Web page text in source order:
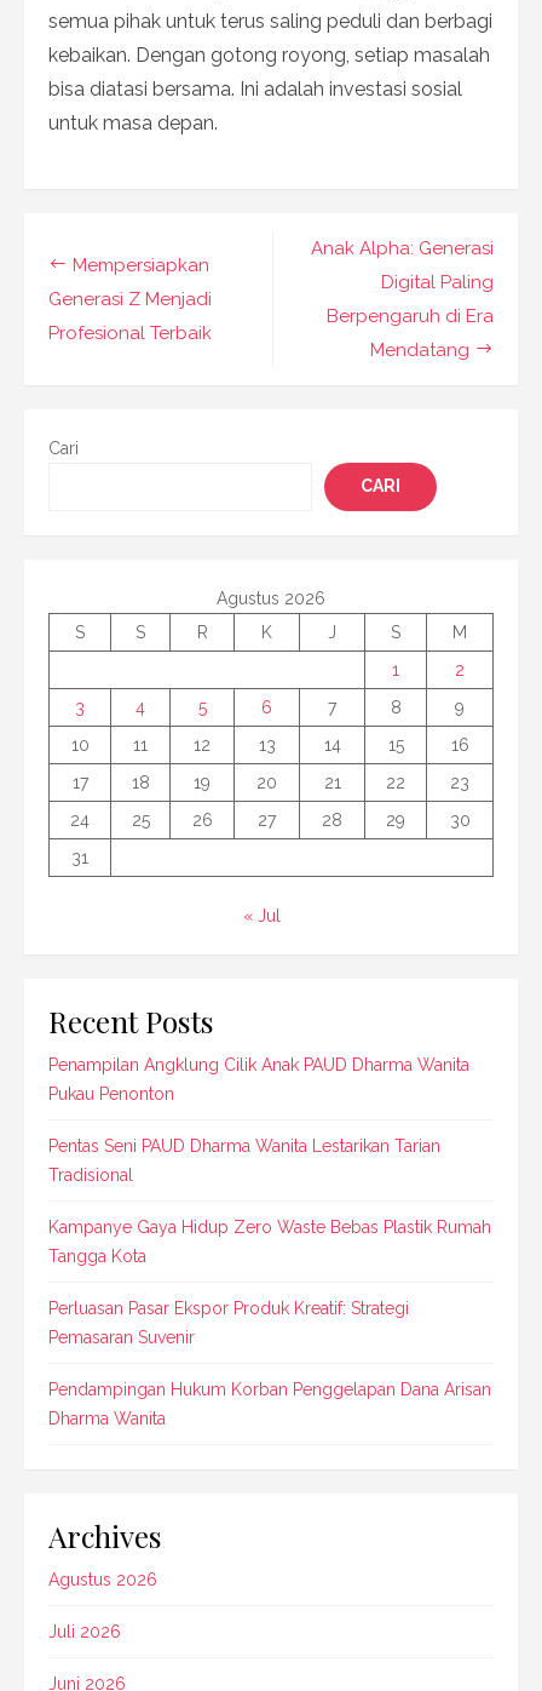
semua pihak untuk terus saling peduli dan berbagi
kebaikan. Dengan gotong royong, setiap masalah
bisa diatasi bersama. Ini adalah investasi sosial
untuk masa depan.
Navigasi
pos
Anak Alpha: Generasi
Digital Paling
Berpengaruh di Era
Mendatang
Mempersiapkan
Generasi Z Menjadi
Profesional Terbaik
Cari
CARI
Agustus 2026
S
S R K J S
M
1
2
3
4 5 6 7 8
9
10
11 12 13 14 15
16
17
18 19 20 21 22
23
24
25 26 27 28 29
30
31
« Jul
Recent Posts
Penampilan Angklung Cilik Anak PAUD Dharma Wanita
Pukau Penonton
Pentas Seni PAUD Dharma Wanita Lestarikan Tarian
Tradisional
Kampanye Gaya Hidup Zero Waste Bebas Plastik Rumah
Tangga Kota
Perluasan Pasar Ekspor Produk Kreatif: Strategi
Pemasaran Suvenir
Pendampingan Hukum Korban Penggelapan Dana Arisan
Dharma Wanita
Archives
Agustus 2026
Juli 2026
Juni 2026